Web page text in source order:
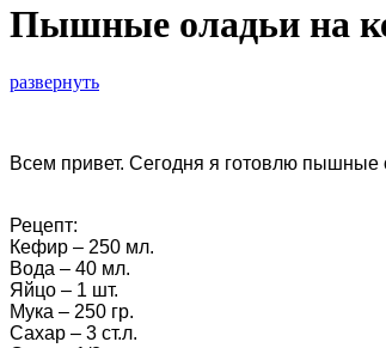
Пышные оладьи на
развернуть
Всем привет. Сегодня я готовлю
Рецепт:
Кефир – 250 мл.
Вода – 40 мл.
Яйцо – 1 шт.
Мука – 250 гр.
Сахар – 3 ст.л.